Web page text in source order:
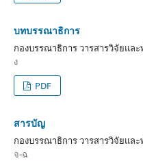
บทบรรณาธิการ
กองบรรณาธิการ วารสารวิจัยแล
ง
PDF
สารบัญ
กองบรรณาธิการ วารสารวิจัยแล
จ-ฉ